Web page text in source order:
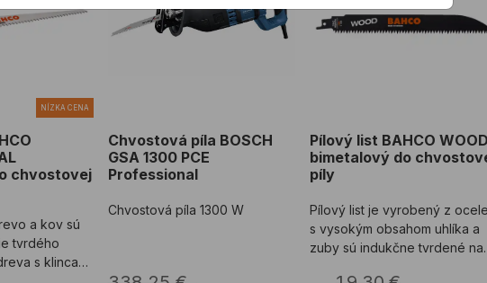
NÍZKA CENA
chvostovej
a kov sú
tvrdého
s klincami
Chvostová píla BOSCH
GSA 1300 PCE
Professional
Chvostová píla 1300 W
Pílový list BAHCO WOOD
bimetalový do
píly
Pílový list je vyrobený z ocele
s vysokým obsahom uhlíka a
zuby sú indukčne tvrdené na